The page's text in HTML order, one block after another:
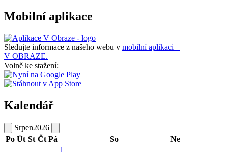
Mobilní aplikace
Sledujte informace z našeho webu v mobilní aplikaci –
V OBRAZE.
Volně ke stažení:
Kalendář
Srpen2026
Po Út St Čt Pá So Ne